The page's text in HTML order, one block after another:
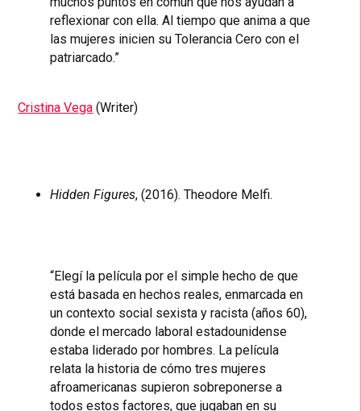
reflexionar con ella. Al tiempo que anima a que
las mujeres inicien su Tolerancia Cero con el
patriarcado.”
Cristina Vega (Writer)
Hidden Figures, (2016). Theodore Melfi.
“Elegí la película por el simple hecho de que
está basada en hechos reales, enmarcada en
un contexto social sexista y racista (años 60),
donde el mercado laboral estadounidense
estaba liderado por hombres. La película
relata la historia de cómo tres mujeres
afroamericanas supieron sobreponerse a
todos estos factores, que jugaban en su